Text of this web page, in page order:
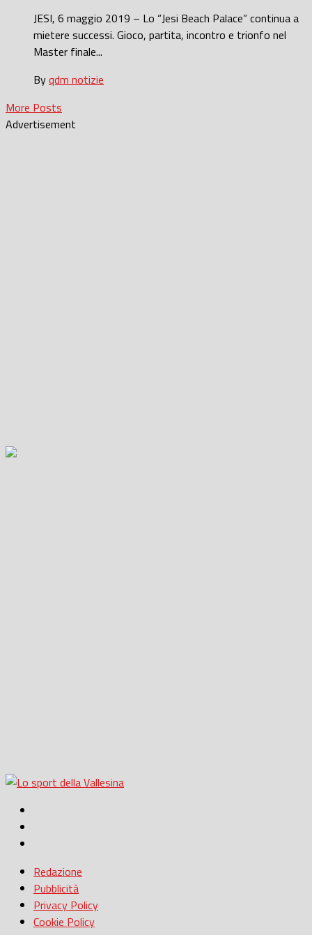
JESI, 6 maggio 2019 – Lo “Jesi Beach Palace” continua a
mietere successi. Gioco, partita, incontro e trionfo nel
Master finale...
Byqdm notizie
More Posts
Advertisement
Redazione
Pubblicità
Privacy Policy
Cookie Policy